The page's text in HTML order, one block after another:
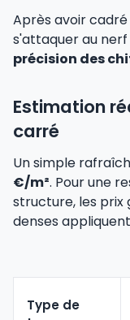
Après avoir
s'attaquer au nerf
précision des
Estimation
carré
Un simple
€/m². Pour une
structure, les prix
denses
Type de